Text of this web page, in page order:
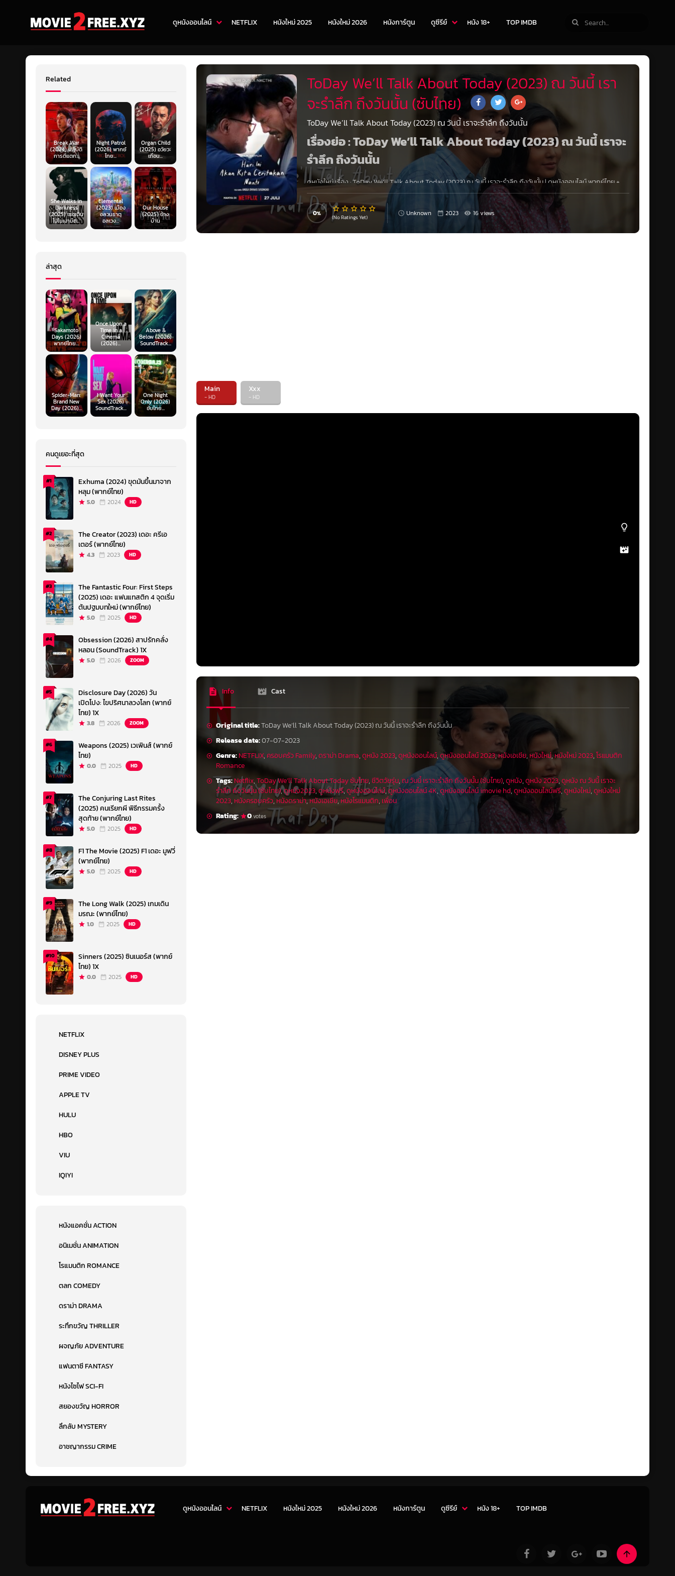
ดูหนังออนไลน์ NETFLIX หนังใหม่ 2025 หนังใหม่ 2026 หนังการ์ตูน ดูซีรีย์ หนัง 18+ TOP IMDB
ToDay We’ll Talk About Today (2023) ณ วันนี้ เรา
จะรำลึก ถึงวันนั้น (ซับไทย)
ToDay We’ll Talk About Today (2023) ณ วันนี้ เราจะรำลึก ถึงวันนั้น
เรื่องย่อ : ToDay We’ll Talk About Today (2023) ณ วันนี้ เราจะ
รำลึก ถึงวันนั้น
ดูหนังใหม่ เรื่อง:ToDay We’ll Talk About Today (2023) ณ วันนี้ เราจะรำลึก ถึงวันนั้น|ดูหนังออนไลน์พากย์ไทย+
ซับไทย1080P เต็มเรื่อง ชีวิตของนเรนทราและอาเจงมาบรรจบกันเป็นครั้งแรกเมื่ออดีตและปัจจุบันมาบรรจบกันในบทนำ
ของ “วันหนึ่งเราจะพูดถึงวันนี้”
0 (No Ratings Yet) Unknown 2023 16 views
Main
- HD
Xxx
- HD
Info Cast
Original title:ToDay We’ll Talk About Today (2023) ณ วันนี้ เราจะรำลึก ถึงวันนั้น
Release date:07-07-2023
Genre:NETFLIX, ครอบครัว Family,ดราม่า Drama,ดูหนัง 2023,ดูหนังออนไลน์,ดูหนังออนไลน์ 2023,หนังเอเชีย, หนังใหม่,หนังใหม่ 2023,โรแมนติก
Romance
Tags:Netflix,ToDay We’ll Talk About Today ซับไทย,ชีวิตวัยรุ่น,ณ วันนี้ เราจะรำลึก ถึงวันนั้น (ซับไทย),ดูหนัง,ดูหนัง 2023,ดูหนัง ณ วันนี้ เราจะ
รำลึก ถึงวันนั้น (ซับไทย),ดูหนัง2023,ดูหนังฟรี,ดูหนังออนไลน์,ดูหนังออนไลน์ 4K,ดูหนังออนไลน์ imovie hd,ดูหนังออนไลน์ฟรี,ดูหนังใหม่,ดูหนังใหม่
2023, หนังครอบครัว,หนังดราม่า,หนังเอเชีย,หนังโรแมนติก, เพื่อน
Rating:
0votes
Related
Break War
(2024) ปฏิบัติ
การตีแตก...
Night Patrol
(2026) พากย์
ไทย...
Organ Child
(2025) อวัยวะ
เถื่อน...
She Walks in
Darkness
(2025) เธอเดิน
ไปในเงามืด...
Elemental
(2023) เมือง
อลวนธาตุ
อลเวง...
Our House
(2025) ข้าง
บ้าน
ล่าสุด
Sakamoto
Days (2026)
พากย์ไทย...
Once Upon a
Time in a
Cinema
(2026)...
Above &
Below (2026)
SoundTrack...
Spider-Man:
Brand New
Day (2026)...
I Want Your
Sex (2026)
SoundTrack...
One Night
Only (2026)
ซับไทย...
คนดูเยอะที่สุด
#1
Exhuma (2024) ขุดมันขึ้นมาจาก
หลุม (พากย์ไทย)
5.0 2024 HD
#2
The Creator (2023) เดอะ ครีเอ
เตอร์ (พากย์ไทย)
4.3 2023 HD
#3
The Fantastic Four: First Steps
(2025) เดอะ แฟนแทสติก 4 จุดเริ่ม
ต้นปฐมบทใหม่ (พากย์ไทย)
5.0 2025 HD
#4
Obsession (2026) สาปรักคลั่ง
หลอน (SoundTrack) 1X
5.0 2026 ZOOM
#5
Disclosure Day (2026) วัน
เปิดโปง: ไขปริศนาลวงโลก (พากย์
ไทย) 1X
3.8 2026 ZOOM
#6
Weapons (2025) เวเพินส์ (พากย์
ไทย)
0.0 2025 HD
#7
The Conjuring Last Rites
(2025) คนเรียกผี พิธีกรรมครั้ง
สุดท้าย (พากย์ไทย)
5.0 2025 HD
#8
F1 The Movie (2025) F1 เดอะ มูฟวี่
(พากย์ไทย)
5.0 2025 HD
#9
The Long Walk (2025) เกมเดิน
มรณะ (พากย์ไทย)
1.0 2025 HD
#10
Sinners (2025) ซินเนอร์ส (พากย์
ไทย) 1X
0.0 2025 HD
NETFLIX
DISNEY PLUS
PRIME VIDEO
APPLE TV
HULU
HBO
VIU
IQIYI
หนังแอคชั่น ACTION
อนิเมชั่น ANIMATION
โรแมนติก ROMANCE
ตลก COMEDY
ดราม่า DRAMA
ระทึกขวัญ THRILLER
ผจญภัย ADVENTURE
แฟนตาซี FANTASY
หนังไซไฟ SCI-FI
สยองขวัญ HORROR
ลึกลับ MYSTERY
อาชญากรรม CRIME
ดูหนังออนไลน์ NETFLIX หนังใหม่ 2025 หนังใหม่ 2026 หนังการ์ตูน ดูซีรีย์ หนัง 18+ TOP IMDB